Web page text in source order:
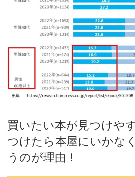
買いたい本が見つけや
つけたら本屋にいかな
うのが理由！